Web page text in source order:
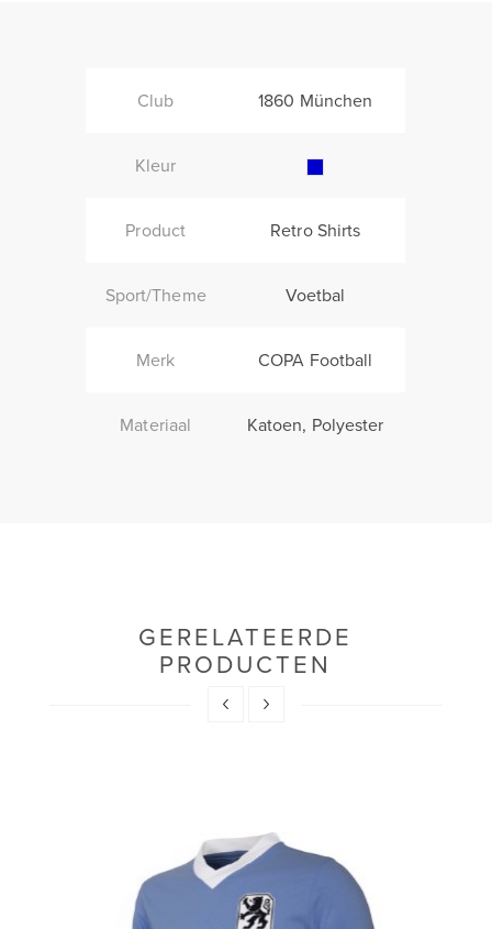
Club 1860 München
Kleur
Product Retro Shirts
Sport/Theme Voetbal
Merk COPA Football
Materiaal Katoen, Polyester
GERELATEERDE
PRODUCTEN